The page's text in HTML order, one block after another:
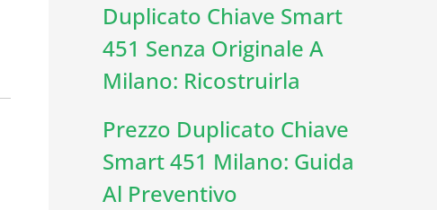
Duplicato Chiave Smart
451 Senza Originale A
Milano: Ricostruirla
Prezzo Duplicato Chiave
Smart 451 Milano: Guida
Al Preventivo